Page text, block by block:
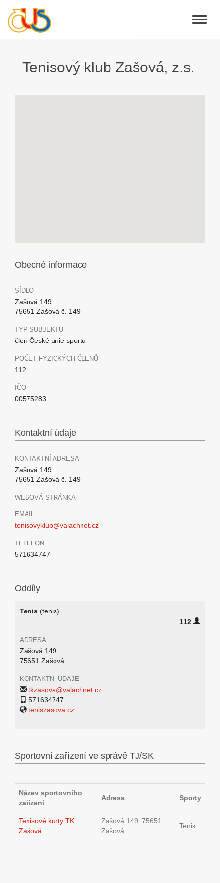
Toggle
Tenisový klub Zašová, z.s.
Obecné informace
SÍDLO
Zašová 149
75651 Zašová č. 149
TYP SUBJEKTU
člen České unie sportu
POČET FYZICKÝCH ČLENŮ
112
IČO
00575283
Kontaktní údaje
KONTAKTNÍ ADRESA
Zašová 149
75651 Zašová č. 149
WEBOVÁ STRÁNKA
EMAIL
tenisovyklub@valachnet.cz
TELEFON
571634747
Oddíly
Tenis (tenis)
112
ADRESA
Zašová 149
75651 Zašová
KONTAKTNÍ ÚDAJE
tkzasova@valachnet.cz
571634747
teniszasova.cz
Sportovní zařízení ve správě TJ/SK
Název sportovního
zařízení
Adresa Sporty
Tenisové kurty TK
Zašová
Zašová 149, 75651
Zašová
Tenis